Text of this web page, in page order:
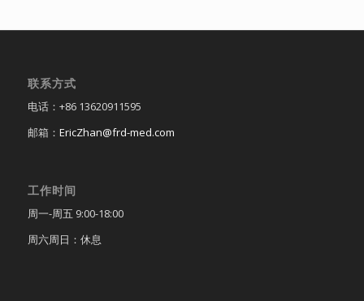
联系方式
电话：+86 13620911595
邮箱： EricZhan@frd-med.com
工作时间
周一-周五 9:00-18:00
周六周日：休息